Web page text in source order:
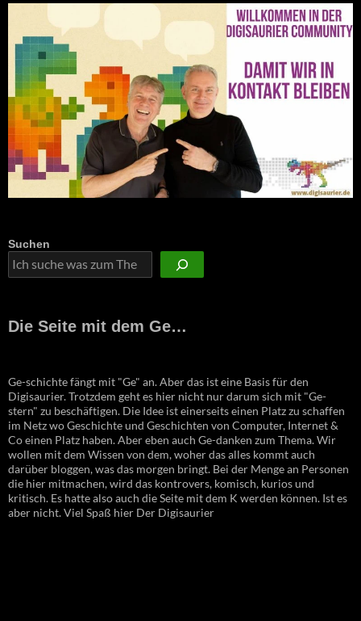
Suchen
Die Seite mit dem Ge…
Ge-schichte fängt mit "Ge" an. Aber das ist eine Basis für den
Digisaurier. Trotzdem geht es hier nicht nur darum sich mit "Ge-
stern" zu beschäftigen. Die Idee ist einerseits einen Platz zu schaffen
im Netz wo Geschichte und Geschichten von Computer, Internet &
Co einen Platz haben. Aber eben auch Ge-danken zum Thema. Wir
wollen mit dem Wissen von dem, woher das alles kommt auch
darüber bloggen, was das morgen bringt. Bei der Menge an Personen
die hier mitmachen, wird das kontrovers, komisch, kurios und
kritisch. Es hatte also auch die Seite mit dem K werden können. Ist es
aber nicht. Viel Spaß hier Der Digisaurier